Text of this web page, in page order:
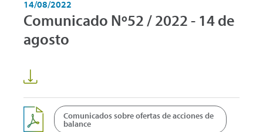
14/08/2022
Comunicado Nº52 / 2022 - 14 de
agosto
Comunicados sobre ofertas de acciones de
balance